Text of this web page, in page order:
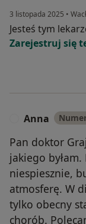
3 listopada 2025 •
Jesteś tym
Zarejestruj się
Anna
Pan doktor
jakiego
niespiesznie,
atmosferę. W
tylko obecny
chorób.